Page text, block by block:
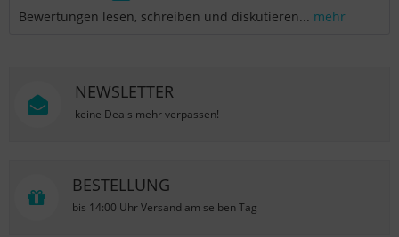
Bewertungen lesen, schreiben und diskutieren... mehr
NEWSLETTER
keine Deals mehr verpassen!
BESTELLUNG
bis 14:00 Uhr Versand am selben Tag